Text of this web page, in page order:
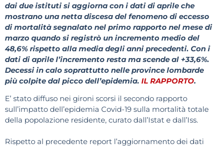
dai due istituti si aggiorna con i dati di aprile che
mostrano una netta discesa del fenomeno di eccesso
di mortalità segnalato nel primo rapporto nel mese di
marzo quando si registrò un incremento medio del
48,6% rispetto alla media degli anni precedenti. Con i
dati di aprile l’incremento resta ma scende al +33,6%.
Decessi in calo soprattutto nelle province lombarde
più colpite dal picco dell’epidemia. IL RAPPORTO.
E’ stato diffuso nei gironi scorsi il secondo rapporto
sull’impatto dell’epidemia Covid-19 sulla mortalità totale
della popolazione residente, curato dall’Istat e dall’Iss.
Rispetto al precedente report l’aggiornamento dei dati